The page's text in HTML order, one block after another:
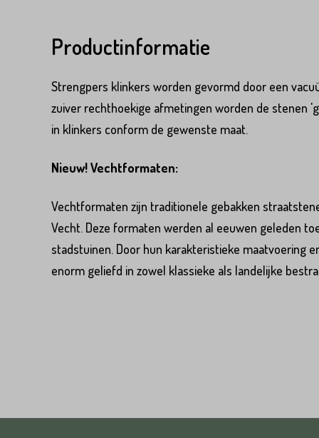
Productinformatie
Strengpers klinkers worden gevormd door een
zuiver rechthoekige afmetingen worden de stenen
in klinkers conform de gewenste maat.
Nieuw! Vechtformaten:
Vechtformaten zijn traditionele gebakken
Vecht. Deze formaten werden al eeuwen geleden
stadstuinen. Door hun karakteristieke maatvoering
enorm geliefd in zowel klassieke als landelijke
Land*
Nederland
Emailadres*
Huisnummer*